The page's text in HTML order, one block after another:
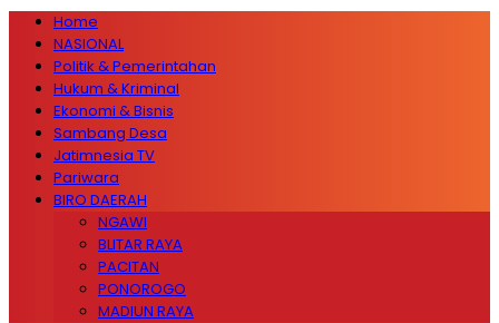
Home
NASIONAL
Politik & Pemerintahan
Hukum & Kriminal
Ekonomi & Bisnis
Sambang Desa
Jatimnesia TV
Pariwara
BIRO DAERAH
NGAWI
BLITAR RAYA
PACITAN
PONOROGO
MADIUN RAYA